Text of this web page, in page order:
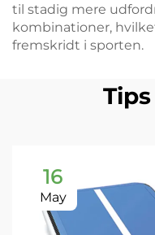
til stadig mere
kombinationer,
fremskridt i sporten.
16
May